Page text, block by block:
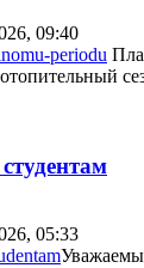
09:40
05:33